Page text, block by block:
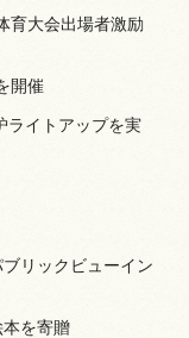
育大会出場者激励
開催
ライトアップを実
リックビューイン
を寄贈